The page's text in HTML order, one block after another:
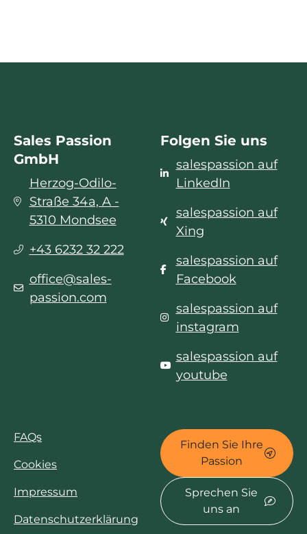
Sales Passion
GmbH
Herzog-Odilo-
Straße 34a, A -
5310 Mondsee
+43 6232 32 222
office@sales-
passion.com
Folgen Sie uns
salespassion auf
LinkedIn
salespassion auf
Xing
salespassion auf
Facebook
salespassion auf
instagram
salespassion auf
youtube
FAQs
Cookies
Impressum
Datenschutzerklärung
Finden Sie Ihre
Passion
Sprechen Sie
uns an